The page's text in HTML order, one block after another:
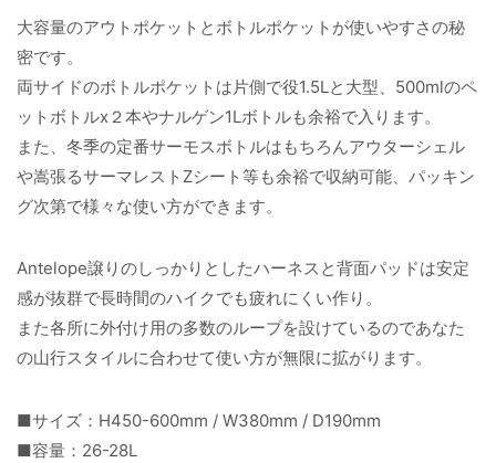
大容量のアウトポケットとボトルポケットが使いやすさの秘
密です。
両サイドのボトルポケットは片側で役1.5Lと大型、500mlのペ
ットボトルx２本やナルゲン1Lボトルも余裕で入ります。
また、冬季の定番サーモスボトルはもちろんアウターシェル
や嵩張るサーマレストZシート等も余裕で収納可能、パッキン
グ次第で様々な使い方ができます。
Antelope譲りのしっかりとしたハーネスと背面パッドは安定
感が抜群で長時間のハイクでも疲れにくい作り。
また各所に外付け用の多数のループを設けているのであなた
の山行スタイルに合わせて使い方が無限に拡がります。
■サイズ：H450-600mm / W380mm / D190mm
■容量：26-28L